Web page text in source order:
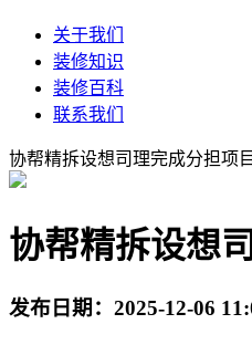
关于我们
装修知识
装修百科
联系我们
协帮精拆设想司理完成分担项
协帮精拆设想
发布日期： 2025-12-06